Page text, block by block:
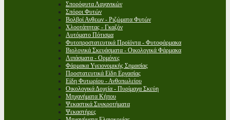
Σπορόφυτα Λαχανικών
Σπόροι Φυτών
Βολβοί Ανθεων - Ριζώματα Φυτών
Χλοοτάπητας - Γκαζόν
Αυτόματο Πότισμα
Φυτοπροστατευτικά Προϊόντα - Φυτοφάρμακα
Βιολογικά Σκευάσματα - Οικολογικά Φάρμακα
Λιπάσματα - Ορμόνες
Φάρμακα Υγειονομικής Σημασίας
Προστατευτικά Είδη Εργασίας
Είδη Φυτωρίου - Ανθοπωλείου
Οικολογικά Δοχεία - Πυρίμαχα Σκεύη
Μηχανήματα Κήπου
Ψεκαστικά Συγκροτήματα
Ψεκαστήρες